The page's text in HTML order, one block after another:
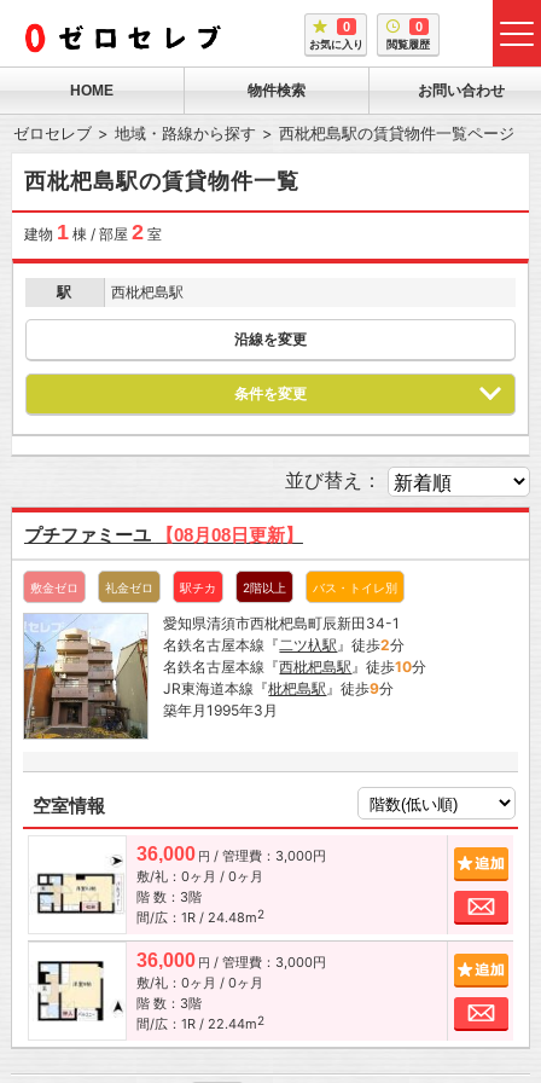
0
お気に入り
0
閲覧履歴
HOME 物件検索 お問い合わせ
ゼロセレブ 地域・路線から探す 西枇杷島駅の賃貸物件一覧ページ
西枇杷島駅の賃貸物件一覧
建物 1棟 / 部屋 2室
駅 西枇杷島駅
沿線を変更
条件を変更
並び替え：
プチファミーユ 【08月08日更新】
敷金ゼロ 礼金ゼロ 駅チカ 2階以上 バス・トイレ別
愛知県清須市西枇杷島町辰新田34-1
名鉄名古屋本線『二ツ杁駅』徒歩2分
名鉄名古屋本線『西枇杷島駅』徒歩10分
JR東海道本線『枇杷島駅』徒歩9分
築年月1995年3月
空室情報
36,000 円 / 管理費：3,000円
敷/礼：0ヶ月 / 0ヶ月
階 数：3階
間/広：1R / 24.48m2
お
36,000 円 / 管理費：3,000円
敷/礼：0ヶ月 / 0ヶ月
階 数：3階
間/広：1R / 22.44m2
お